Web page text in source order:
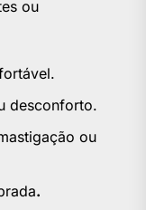
ou
desconforto.
ou
.